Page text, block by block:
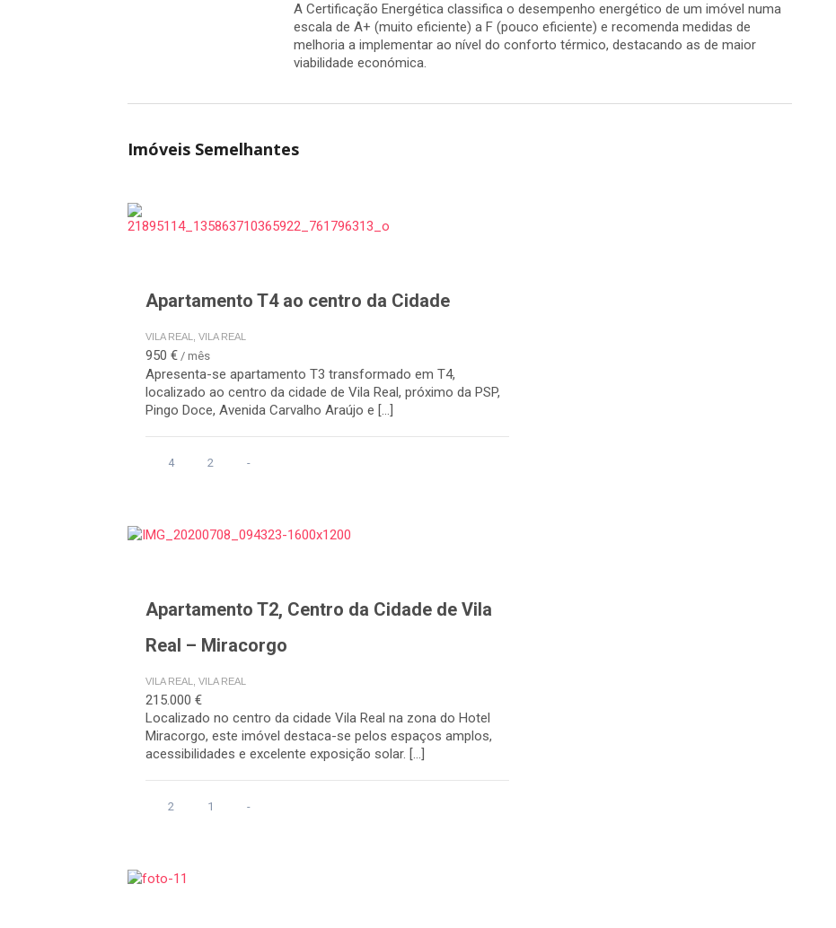
A Certificação Energética classifica o desempenho energético de um imóvel numa
escala de A+ (muito eficiente) a F (pouco eficiente) e recomenda medidas de
melhoria a implementar ao nível do conforto térmico, destacando as de maior
viabilidade económica.
Imóveis Semelhantes
Apartamento T4 ao centro da Cidade
VILA REAL, VILA REAL
950 € / mês
Apresenta-se apartamento T3 transformado em T4,
localizado ao centro da cidade de Vila Real, próximo da PSP,
Pingo Doce, Avenida Carvalho Araújo e […]
4 2 -
Apartamento T2, Centro da Cidade de Vila
Real – Miracorgo
VILA REAL, VILA REAL
215.000 €
Localizado no centro da cidade Vila Real na zona do Hotel
Miracorgo, este imóvel destaca-se pelos espaços amplos,
acessibilidades e excelente exposição solar. […]
2 1 -